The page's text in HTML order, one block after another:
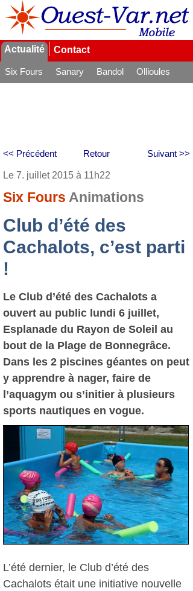
Actualité Contact
Six Fours Sanary Bandol
Ollioules
Retour
<< Précédent Suivant >>
Le 7. juillet 2015 à 11h22
Six Fours Animations
Club d’été des
Cachalots, c’est parti
!
Le Club d’été des Cachalots a
ouvert au public lundi 6 juillet,
Esplanade du Rayon de Soleil au
bout de la Plage de Bonnegrâce.
Dans les 2 piscines géantes on peut
y apprendre à nager, faire de
l’aquagym ou s’initier à plusieurs
sports nautiques en vogue.
L’été dernier, le Club d’été des
Cachalots était une initiative nouvelle